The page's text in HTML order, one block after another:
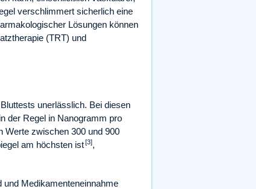
verschlimmert sicherlich eine
Lösungen können
(TRT) und
unerlässlich. Bei diesen
der Regel in Nanogramm pro
Werte zwischen 300 und 900
am höchsten ist[3],
und Medikamenteneinnahme